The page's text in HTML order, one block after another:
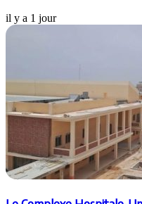
il y a 1 jour